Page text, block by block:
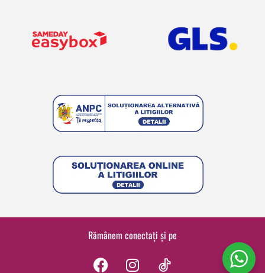
Rămânem conectați și pe
F
I